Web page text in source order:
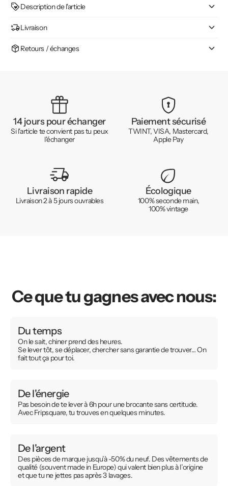
Description de l'article
Livraison
Retours / échanges
14 jours pour échanger
Si l'article te convient pas tu peux
l'échanger
Paiement sécurisé
TWINT, VISA, Mastercard,
Apple Pay
Livraison rapide
Livraison 2 à 5 jours ouvrables
Écologique
100% seconde main,
100% vintage
Ce que tu gagnes avec nous:
Du temps
On le sait, chiner prend des heures.
Se lever tôt, se déplacer, chercher sans garantie de trouver… On
fait tout ça pour toi.
De l'énergie
Pas besoin de te lever à 6h pour une brocante sans certitude.
Avec Fripsquare, tu trouves en quelques minutes.
De l'argent
Des pièces de marque jusqu’à -50% du neuf. Des vêtements de
qualité (souvent made in Europe) qui valent bien plus à l’origine
et que tu ne jettes pas après 3 lavages.